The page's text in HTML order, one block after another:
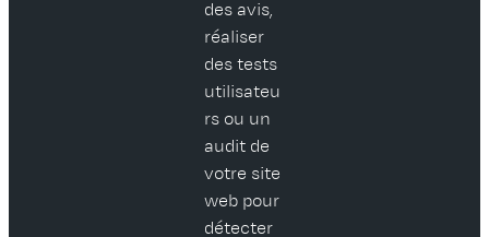
des avis,
réaliser
des tests
utilisateu
rs ou un
audit de
votre site
web pour
détecter